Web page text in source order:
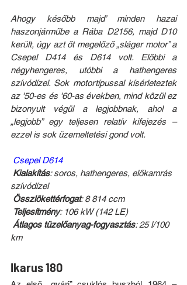
Ahogy később majd’ minden hazai
haszonjárműbe a Rába D2156, majd D10
került, úgy azt őt megelőző „sláger motor” a
Csepel D414 és D614 volt. Előbbi a
négyhengeres, utóbbi a hathengeres
szívódízel. Sok motortípussal kísérleteztek
az '50-es és '60-as években, mind közül ez
bizonyult végül a legjobbnak, ahol a
„legjobb” egy teljesen relatív kifejezés –
ezzel is sok üzemeltetési gond volt.
Csepel D614
Kialakítás: soros, hathengeres, előkamrás
szívódízel
Összlökettérfogat: 8 814 ccm
Teljesítmény: 106 kW (142 LE)
Átlagos tüzelőanyag-fogyasztás: 25 l/100
km
Ikarus 180